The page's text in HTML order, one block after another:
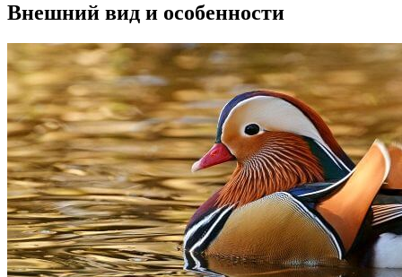
Внешний вид и особенности